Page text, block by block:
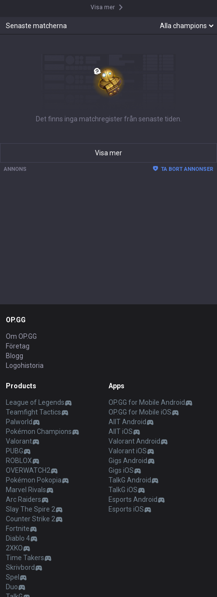
Visa mer
Senaste matcherna
Det finns inga matchregister från senaste tiden.
Visa mer
ANNONS TA BORT ANNONSER
OP.GG
Om OP.GG
Företag
Blogg
Logohistoria
Products
League of Legends
Teamfight Tactics
Palworld
Pokémon Champions
Valorant
PUBG
ROBLOX
OVERWATCH2
Pokémon Pokopia
Marvel Rivals
Arc Raiders
Slay The Spire 2
Counter Strike 2
Fortnite
Diablo 4
2XKO
Time Takers
Skrivbord
Spel
Duo
Apps
OP.GG for Mobile Android
OP.GG for Mobile iOS
AllT Android
AllT iOS
Valorant Android
Valorant iOS
Gigs Android
Gigs iOS
TalkG Android
TalkG iOS
Esports Android
Esports iOS